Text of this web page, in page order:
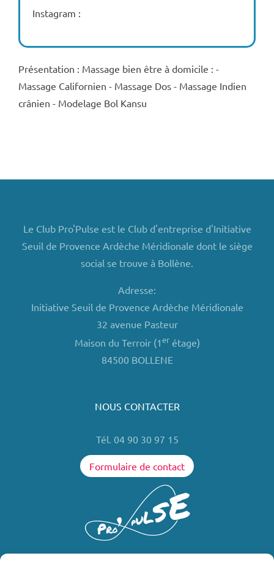
Instagram :
Présentation : Massage bien être à domicile : -
Massage Californien - Massage Dos - Massage Indien
crânien - Modelage Bol Kansu
Le Club Pro'Pulse est le Club d'entreprise d'Initiative
Seuil de Provence Ardèche Méridionale dont le siège
social se trouve à Bollène.
Adresse:
Initiative Seuil de Provence Ardèche Méridionale
32 avenue Pasteur
Maison du Terroir (1erétage)
84500 BOLLENE
NOUS CONTACTER
Tél. 04 90 30 97 15
Formulaire de contact